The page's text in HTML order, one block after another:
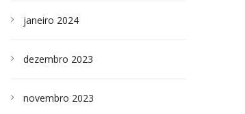
janeiro 2024
dezembro 2023
novembro 2023